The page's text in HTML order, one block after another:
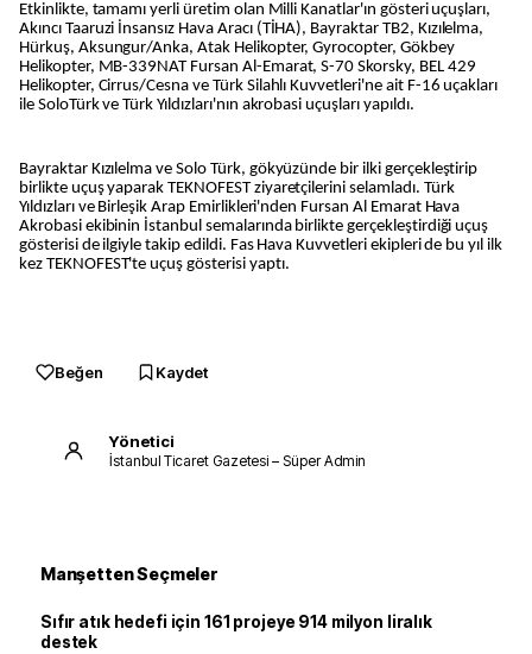
Etkinlikte, tamamı yerli üretim olan Milli Kanatlar'ın gösteri uçuşları,
Akıncı Taaruzi İnsansız Hava Aracı (TİHA), Bayraktar TB2, Kızılelma,
Hürkuş, Aksungur/Anka, Atak Helikopter, Gyrocopter, Gökbey
Helikopter, MB-339NAT Fursan Al-Emarat, S-70 Skorsky, BEL 429
Helikopter, Cirrus/Cesna ve Türk Silahlı Kuvvetleri'ne ait F-16 uçakları
ile SoloTürk ve Türk Yıldızları'nın akrobasi uçuşları yapıldı.
Bayraktar Kızılelma ve Solo Türk, gökyüzünde bir ilki gerçekleştirip
birlikte uçuş yaparak TEKNOFEST ziyaretçilerini selamladı. Türk
Yıldızları ve Birleşik Arap Emirlikleri'nden Fursan Al Emarat Hava
Akrobasi ekibinin İstanbul semalarında birlikte gerçekleştirdiği uçuş
gösterisi de ilgiyle takip edildi. Fas Hava Kuvvetleri ekipleri de bu yıl ilk
kez TEKNOFEST'te uçuş gösterisi yaptı.
Beğen Kaydet
Yönetici
İstanbul Ticaret Gazetesi – Süper Admin
Manşetten Seçmeler
Sıfır atık hedefi için 161 projeye 914 milyon liralık
destek